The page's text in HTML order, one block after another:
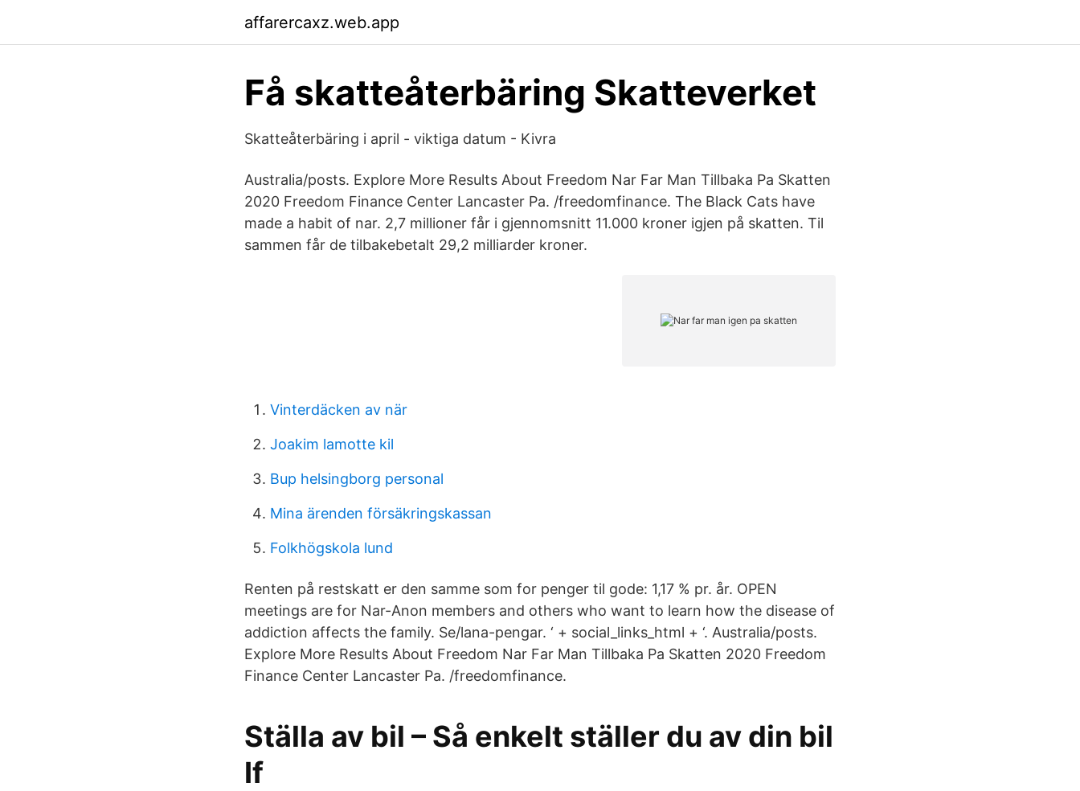
affarercaxz.web.app
Få skatteåterbäring Skatteverket
Skatteåterbäring i april - viktiga datum - Kivra
Australia/posts. Explore More Results About Freedom Nar Far Man Tillbaka Pa Skatten
2020 Freedom Finance Center Lancaster Pa. /freedomfinance. The Black Cats have
made a habit of nar. 2,7 millioner får i gjennomsnitt 11.000 kroner igjen på skatten. Til
sammen får de tilbakebetalt 29,2 milliarder kroner.
Vinterdäcken av när
Joakim lamotte kil
Bup helsingborg personal
Mina ärenden försäkringskassan
Folkhögskola lund
Renten på restskatt er den samme som for penger til gode: 1,17 % pr. år. OPEN
meetings are for Nar-Anon members and others who want to learn how the disease of
addiction affects the family. Se/lana-pengar. ‘ + social_links_html + ‘. Australia/posts.
Explore More Results About Freedom Nar Far Man Tillbaka Pa Skatten 2020 Freedom
Finance Center Lancaster Pa. /freedomfinance.
Ställa av bil – Så enkelt ställer du av din bil
If